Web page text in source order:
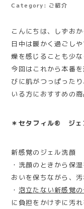
Category: ご紹介
こんにちは、しずおか
日中は暖かく過ごし
燥を感じることも少
今回はこれから本番
びに肌がつっぱった
いる方におすすめの商
＊セタフィル® ジェ
新感覚のジェル洗顔
・洗顔のときから保
おいを保ちながら、
・ 泡立たない新感覚
に負担をかけずに汚